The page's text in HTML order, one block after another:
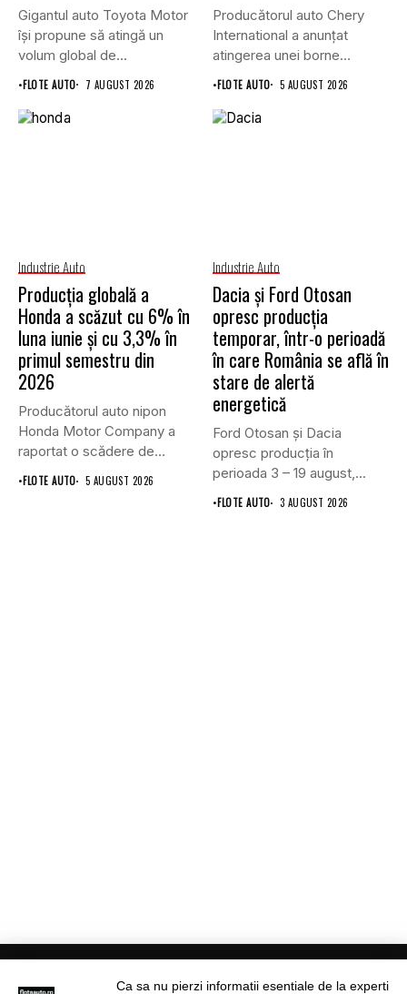
Gigantul auto Toyota Motor
își propune să atingă un
volum global de...
•FLOTE AUTO 7 AUGUST 2026
Producătorul auto Chery
International a anunțat
atingerea unei borne
istorice în industria...
•FLOTE AUTO 5 AUGUST 2026
Industrie Auto
Producția globală a
Honda a scăzut cu 6% în
luna iunie și cu 3,3% în
primul semestru din
2026
Producătorul auto nipon
Honda Motor Company a
raportat o scădere de
6,1%...
•FLOTE AUTO 5 AUGUST 2026
Industrie Auto
Dacia și Ford Otosan
opresc producția
temporar, într-o perioadă
în care România se află în
stare de alertă
energetică
Ford Otosan și Dacia
opresc producția în
perioada 3 – 19 august,...
•FLOTE AUTO 3 AUGUST 2026
Ca sa nu pierzi informatii esentiale de la experti